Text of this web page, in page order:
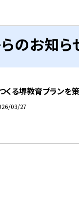
のお知ら
る堺教育プランを策
03/27